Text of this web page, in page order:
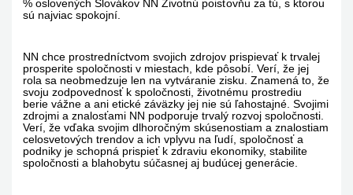
% oslovených Slovákov NN Životnú poisťovňu za tú, s ktorou
sú najviac spokojní.
NN chce prostredníctvom svojich zdrojov prispievať k trvalej
prosperite spoločnosti v miestach, kde pôsobí. Verí, že jej
rola sa neobmedzuje len na vytváranie zisku. Znamená to, že
svoju zodpovednosť k spoločnosti, životnému prostrediu
berie vážne a ani etické záväzky jej nie sú ľahostajné. Svojimi
zdrojmi a znalosťami NN podporuje trvalý rozvoj spoločnosti.
Verí, že vďaka svojim dlhoročným skúsenostiam a znalostiam
celosvetových trendov a ich vplyvu na ľudí, spoločnosť a
podniky je schopná prispieť k zdraviu ekonomiky, stabilite
spoločnosti a blahobytu súčasnej aj budúcej generácie.